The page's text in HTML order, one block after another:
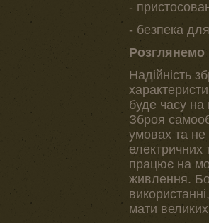
-
- безпека
Розглянемо
Надійність
буде часу
Зброя
умовах та не
електричних
працює на
живлення.
мати